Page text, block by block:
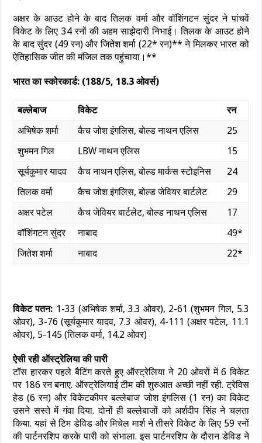
अक्षर के आउट होने के बाद तिलक वर्मा और वॉशिंगटन सुंदर ने पांचवें
विकेट के लिए 34 रनों की अहम साझेदारी निभाई। तिलक के आउट होने
के बाद सुंदर (49 रन) और जितेश शर्मा (22* रन)** ने मिलकर भारत को
ऐतिहासिक जीत की मंजिल तक पहुंचाया।**
भारत का स्कोरकार्ड: (188/5, 18.3 ओवर्स)
बल्लेबाज विकेट
रन
अभिषेक शर्मा
कैच जोश इंगलिस, बोल्ड नाथन एलिस
25
शुभमन गिल
LBW नाथन एलिस
15
सूर्यकुमार यादव
कैच नाथन एलिस, बोल्ड मार्कस स्टोइनिस
24
तिलक वर्मा
कैच जोश इंगलिस, बोल्ड जेवियर बार्टलेट
29
अक्षर पटेल
कैच जेवियर बार्टलेट, बोल्ड नाथन एलिस
17
वॉशिंगटन सुंदर
नाबाद
49*
जितेश शर्मा
नाबाद 22*
विकेट पतन: 1-33 (अभिषेक शर्मा, 3.3 ओवर), 2-61 (शुभमन गिल, 5.3
ओवर), 3-76 (सूर्यकुमार यादव, 7.3 ओवर), 4-111 (अक्षर पटेल, 11.1
ओवर), 5-145 (तिलक वर्मा, 14.2 ओवर)
ऐसी रही ऑस्ट्रेलिया की पारी
टॉस हारकर पहले बैटिंग करते हुए ऑस्ट्रेलिया ने 20 ओवरों में 6 विकेट
पर 186 रन बनाए. ऑस्ट्रेलियाई टीम की शुरुआत अच्छी नहीं रही. ट्रेविस
हेड (6 रन) और विकेटकीपर बल्लेबाज जोश इंगलिस (1 रन) का विकेट
उसने सस्ते में गंवा दिया. दोनों ही बल्लेबाजों को अर्शदीप सिंह ने चलता
किया. यहां से टिम डेविड और मिचेल मार्श ने तीसरे विकेट के लिए 59 रनों
की पार्टनरशिप करके पारी को संभाला. इस पार्टनरशिप के दौरान डेविड ने